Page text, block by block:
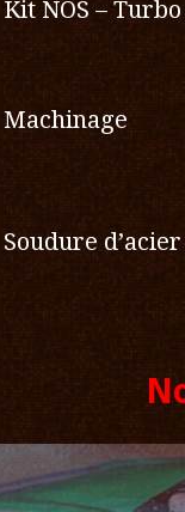
Kit NOS – Turbo
Machinage
Soudure d’acier